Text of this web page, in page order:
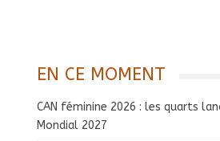
EN CE MOMENT
CAN féminine 2026 : les quarts
Mondial 2027